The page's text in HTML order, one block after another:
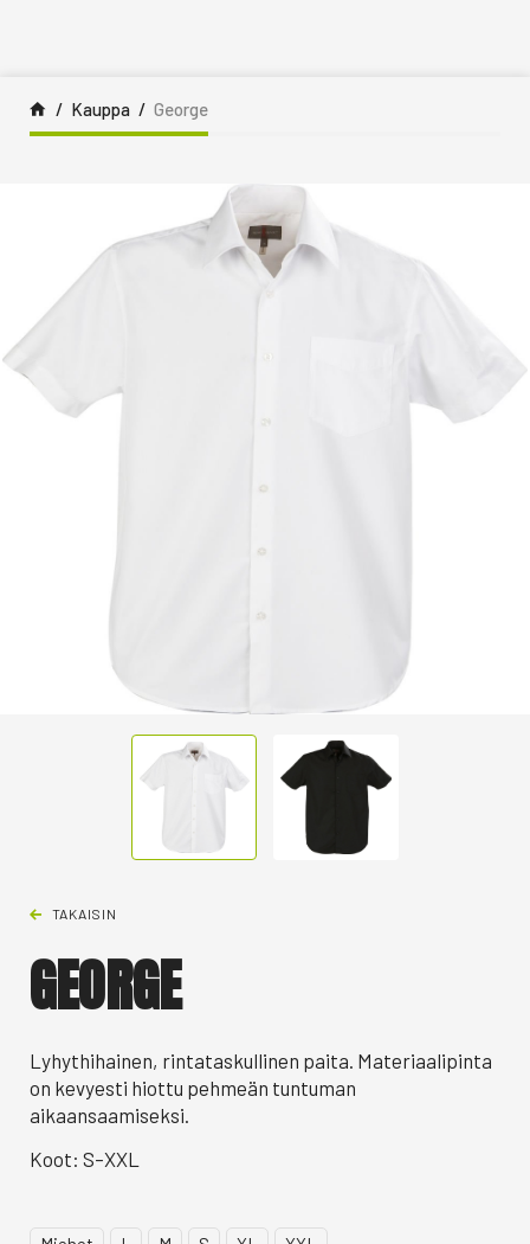
Kauppa George
TAKAISIN
GEORGE
Lyhythihainen, rintataskullinen paita. Materiaalipinta
on kevyesti hiottu pehmeän tuntuman
aikaansaamiseksi.
Koot: S–XXL